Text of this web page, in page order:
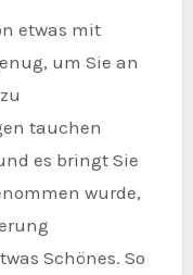
etwas mit
um Sie an
tauchen
es bringt Sie
wurde,
Schönes. So